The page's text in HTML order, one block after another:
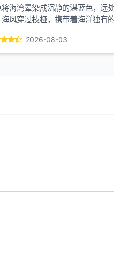
海湾晕染成沉静的湛蓝色，远
海风穿过枝桠，携带着海洋独有
2026-08-03